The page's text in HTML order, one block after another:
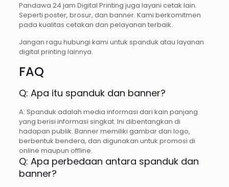
Pandawa 24 jam Digital Printing juga layani cetak lain.
Seperti poster, brosur, dan banner. Kami berkomitmen
pada kualitas cetakan dan pelayanan terbaik.
Jangan ragu hubungi kami untuk spanduk atau layanan
digital printing lainnya.
FAQ
Q: Apa itu spanduk dan banner?
A: Spanduk adalah media informasi dari kain panjang
yang berisi informasi singkat. Ini dibentangkan di
hadapan publik. Banner memiliki gambar dan logo,
berbentuk bendera, dan digunakan untuk promosi di
online maupun offline.
Q: Apa perbedaan antara spanduk dan
banner?